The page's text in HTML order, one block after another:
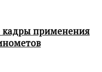
кадры применения